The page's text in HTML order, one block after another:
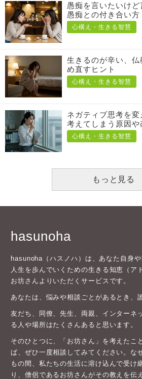
愚痴を言いたいけ
愚痴との付き合い方
心構え・生きる智慧
生きるのが辛い、
め直すヒント
心構え・生きる智慧
ネガティブ思考を
考えてしまう原因や
心構え・生きる智慧
もっと見る
hasunoha
hasunoha（ハスノハ）は、あなた自身
人生を歩んでいくための生きる知恵（ア
お坊さんよりいただくサービスです。
あなたは、悩みや相談ごとがあるとき、
友だち、同僚、先生、両親、インターネ
る人や場所はたくさんあると思います。
そのひとつに、「お坊さん」を考えたこ
ば、ぜひ一度相談してみてください。な
もの間、私たちの生活に溶け込んで受け
り、僧侶であるお坊さんがその教えを伝